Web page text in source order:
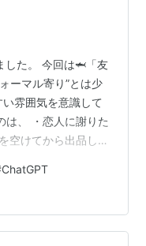
した。 今回は🦈「友
ーマル寄り”とは少
雰囲気を意識して
は、 ・恋人に謝りた
空けてから出品した
。 少しずつです
今回作っていて気
たスタンプを実際の
が小さく、やや読み
ChatGPT